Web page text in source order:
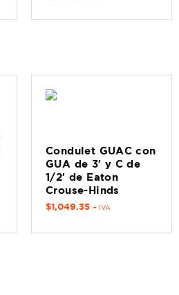
Condulet GUAC con
GUA de 3′ y C de
1/2′ de Eaton
Crouse-Hinds
$1,049.35 + IVA